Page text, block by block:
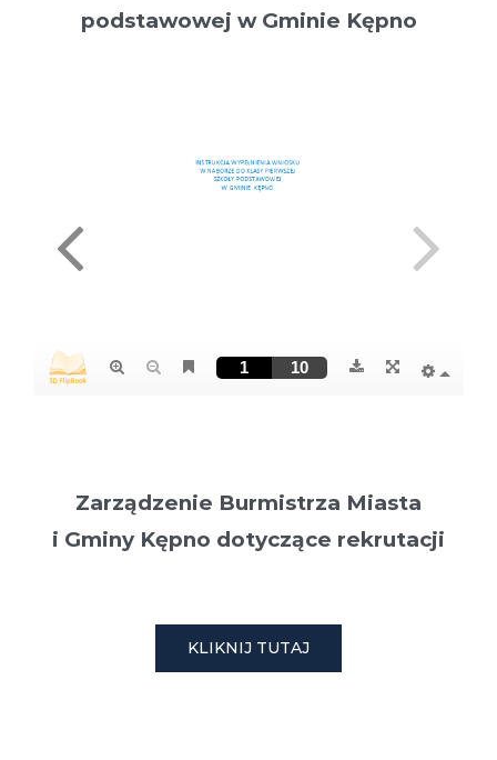
podstawowej w Gminie Kępno
Zarządzenie Burmistrza Miasta
i Gminy Kępno dotyczące rekrutacji
KLIKNIJ TUTAJ